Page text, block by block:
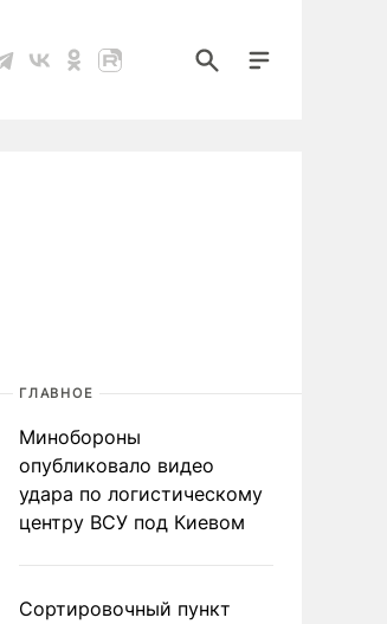
ГЛАВНОЕ
Минобороны
опубликовало видео
удара по логистическому
центру ВСУ под Киевом
Сортировочный пункт